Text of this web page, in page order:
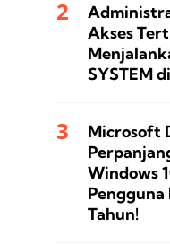
Akses
SYSTEM
Microsoft
Windows
Pengguna
Tahun!